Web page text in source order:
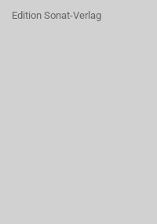
Edition Sonat-Verlag